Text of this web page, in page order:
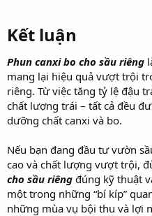
Kết luận​
Phun canxi bo cho sầu riêng
mang lại hiệu quả vượt trội
riêng. Từ việc tăng tỷ lệ đậu
chất lượng trái – tất cả đều
dưỡng chất canxi và bo.
Nếu bạn đang đầu tư vườn
cao và chất lượng vượt trội,
cho sầu riêng đúng kỹ thuật
một trong những “bí kíp”
những mùa vụ bội thu và lợi